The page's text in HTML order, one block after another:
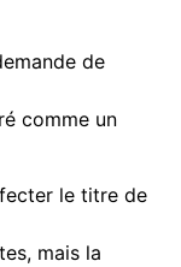
de
comme un
le titre de
mais la